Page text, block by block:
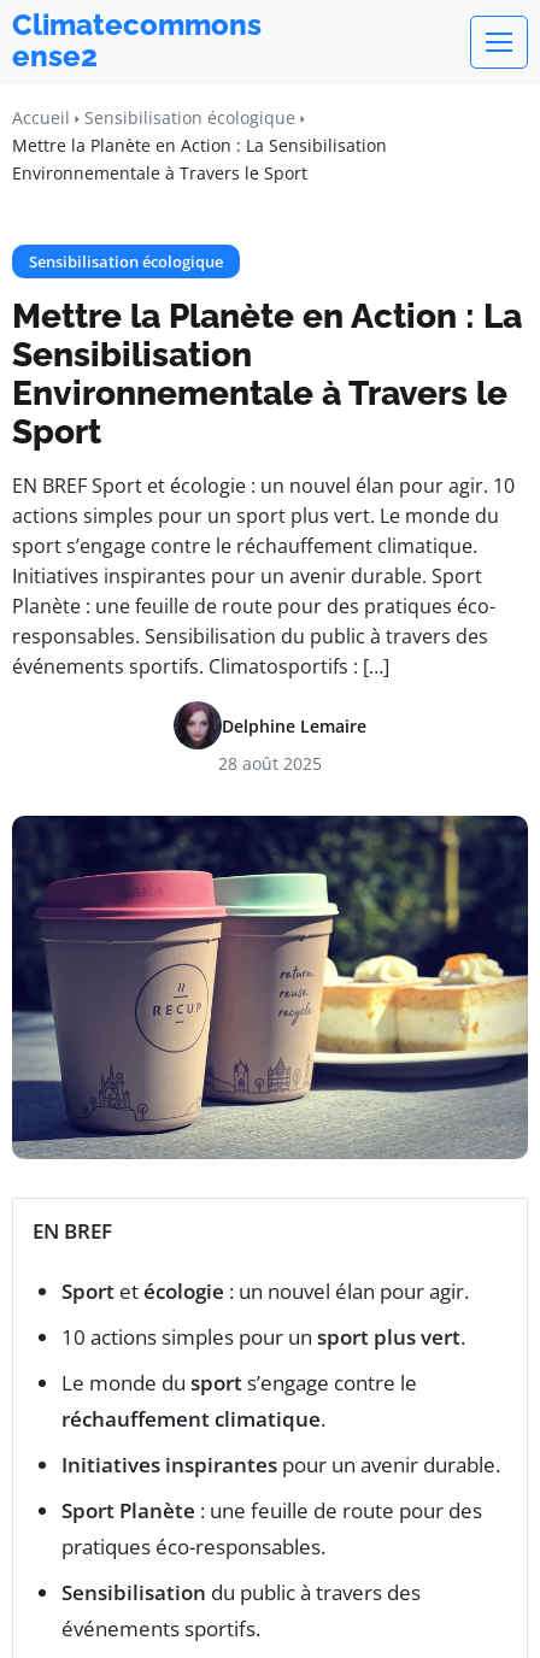
Climatecommons
ense2
Accueil
Sensibilisation écologique
Mettre la Planète en Action : La Sensibilisation
Environnementale à Travers le Sport
Sensibilisation écologique
Mettre la Planète en Action : La
Sensibilisation
Environnementale à Travers le
Sport
EN BREF Sport et écologie : un nouvel élan pour agir. 10
actions simples pour un sport plus vert. Le monde du
sport s’engage contre le réchauffement climatique.
Initiatives inspirantes pour un avenir durable. Sport
Planète : une feuille de route pour des pratiques éco-
responsables. Sensibilisation du public à travers des
événements sportifs. Climatosportifs : […]
Delphine Lemaire
28 août 2025
EN BREF
Sport etécologie : un nouvel élan pour agir.
10 actions simples pour un sport plus vert.
Le monde du sports’engage contre le
réchauffement climatique.
Initiatives inspirantes pour un avenir durable.
Sport Planète : une feuille de route pour des
pratiques éco-responsables.
Sensibilisation du public à travers des
événements sportifs.